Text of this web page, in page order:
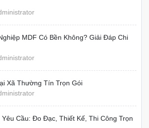
MDF Có Bền Không? Giải Đáp Chi
Xã Thường Tín Trọn Gói
Cầu: Đo Đạc, Thiết Kế, Thi Công Trọn